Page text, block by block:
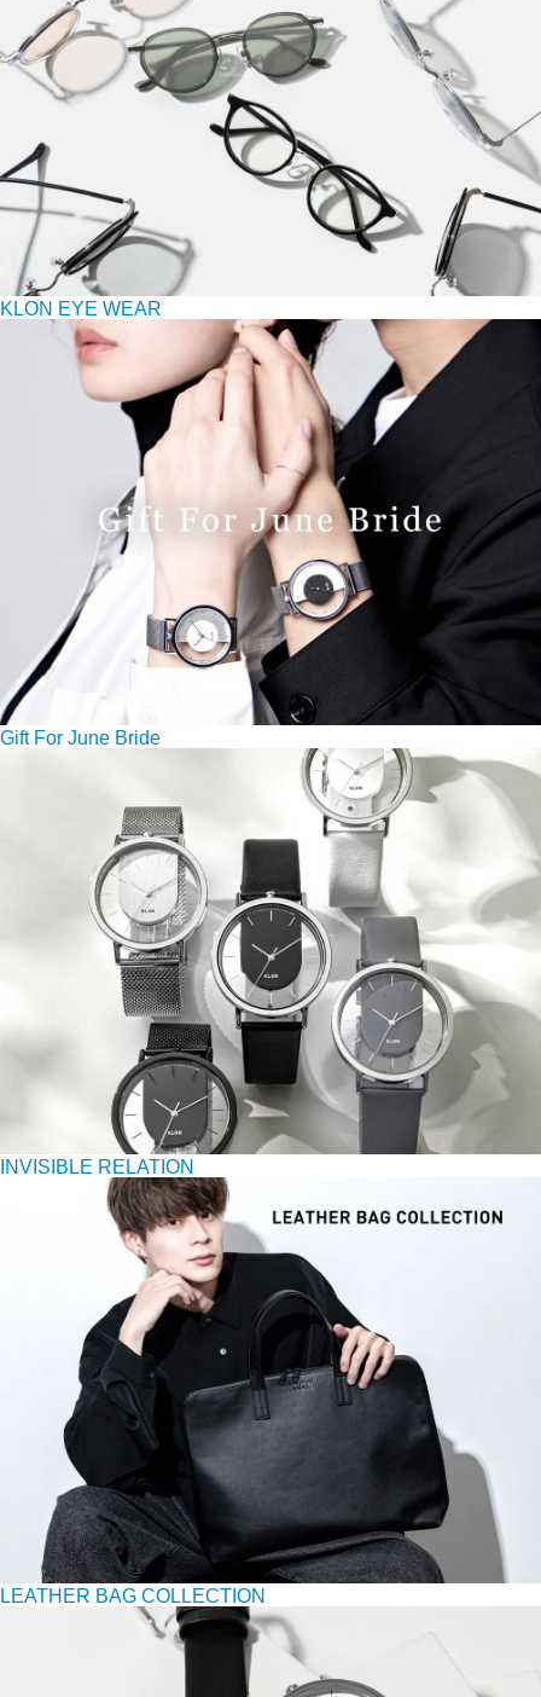
KLON EYE WEAR
Gift For June Bride
INVISIBLE RELATION
LEATHER BAG COLLECTION